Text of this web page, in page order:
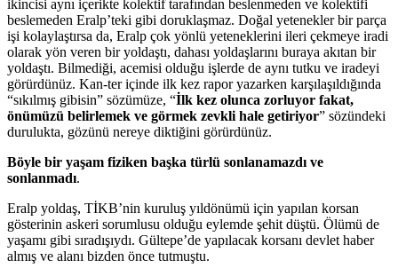
ikincisi aynı içerikte kolektif tarafından beslenmeden ve kolektifi
beslemeden Eralp’teki gibi doruklaşmaz. Doğal yetenekler bir parça
işi kolaylaştırsa da, Eralp çok yönlü yeteneklerini ileri çekmeye iradi
olarak yön veren bir yoldaştı, dahası yoldaşlarını buraya akıtan bir
yoldaştı. Bilmediği, acemisi olduğu işlerde de aynı tutku ve iradeyi
görürdünüz. Kan-ter içinde ilk kez rapor yazarken karşılaşıldığında
“sıkılmış gibisin” sözümüze, “İlk kez olunca zorluyor fakat,
önümüzü belirlemek ve görmek zevkli hale getiriyor” sözündeki
durulukta, gözünü nereye diktiğini görürdünüz.
Böyle bir yaşam fiziken başka türlü sonlanamazdı ve
sonlanmadı.
Eralp yoldaş, TİKB’nin kuruluş yıldönümü için yapılan korsan
gösterinin askeri sorumlusu olduğu eylemde şehit düştü. Ölümü de
yaşamı gibi sıradışıydı. Gültepe’de yapılacak korsanı devlet haber
almış ve alanı bizden önce tutmuştu.